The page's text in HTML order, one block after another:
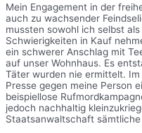
Mein Engagement in der
auch zu wachsender
mussten sowohl ich selbst
Schwierigkeiten in Kauf
ein schwerer Anschlag mit
auf unser Wohnhaus. Es
Täter wurden nie ermittelt.
Presse gegen meine Person
beispiellose
jedoch nachhaltig
Staatsanwaltschaft